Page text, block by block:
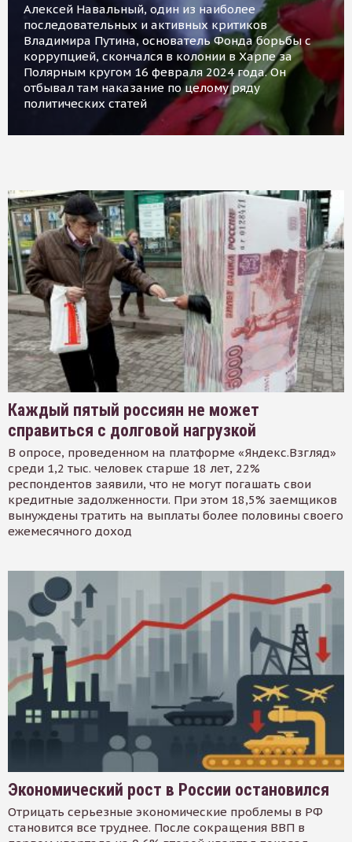
Алексей Навальный, один из наиболее
последовательных и активных критиков
Владимира Путина, основатель Фонда борьбы с
коррупцией, скончался в колонии в Харпе за
Полярным кругом 16 февраля 2024 года. Он
отбывал там наказание по целому ряду
политических статей
Каждый пятый россиян не может
справиться с долговой нагрузкой
В опросе, проведенном на платформе «Яндекс.Взгляд»
среди 1,2 тыс. человек старше 18 лет, 22%
респондентов заявили, что не могут погашать свои
кредитные задолженности. При этом 18,5% заемщиков
вынуждены тратить на выплаты более половины своего
ежемесячного доход
Экономический рост в России остановился
Отрицать серьезные экономические проблемы в РФ
становится все труднее. После сокращения ВВП в